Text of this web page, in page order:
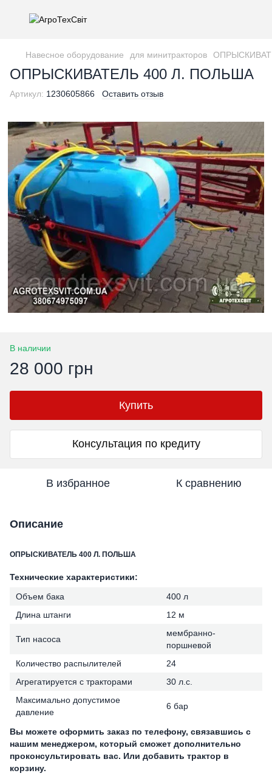
Навесное оборудование для минитракторов
ОПРЫСКИВАТЕЛЬ 400 Л. ПОЛЬША
Артикул: 1230605866 Оставить отзыв
В наличии
28 000 грн
Купить
Консультация по кредиту
В избранное К сравнению
Описание
ОПРЫСКИВАТЕЛЬ 400 Л. ПОЛЬША
Технические характеристики:
Объем бака
400 л
Длина штанги
12 м
Тип насоса
мембранно-
поршневой
Количество распылителей
24
Агрегатируется с тракторами
30 л.с.
Максимально допустимое
давление
6 бар
Вы можете оформить заказ по телефону, связавшись с
нашим менеджером, который сможет дополнительно
проконсультировать вас. Или добавить трактор в
корзину.